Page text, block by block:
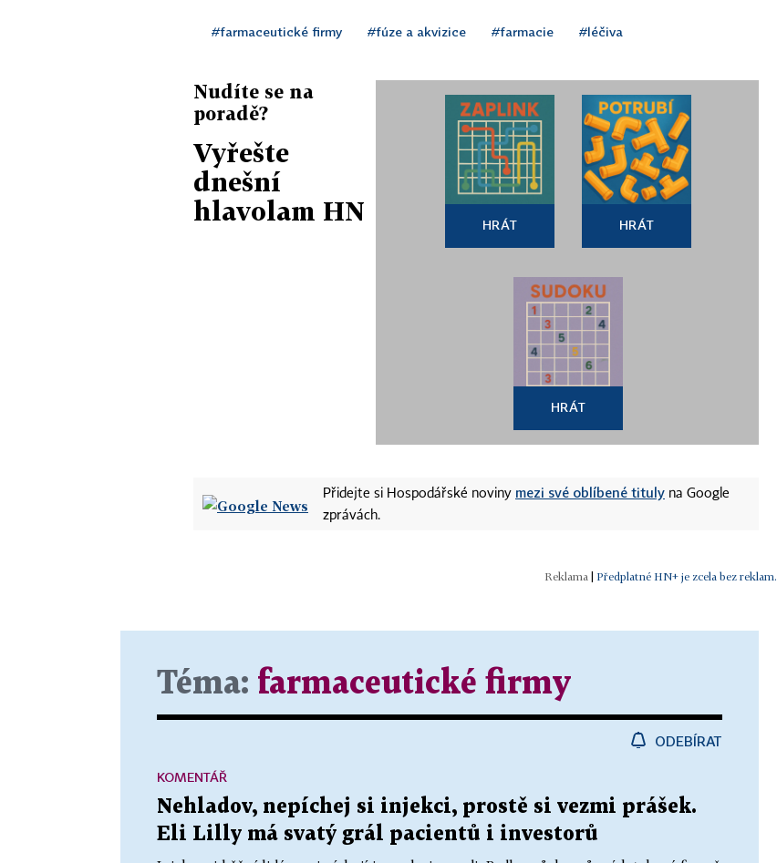
#farmaceutické firmy #fúze a akvizice #farmacie #léčiva
Nudíte se na
poradě?
Vyřešte
dnešní
hlavolam HN
HRÁT HRÁT
HRÁT
Přidejte si Hospodářské noviny mezi své oblíbené tituly na Google
zprávách.
| Předplatné HN+ je zcela bez reklam.
Téma: farmaceutické firmy
ODEBÍRAT
Nehladov, nepíchej si injekci, prostě si vezmi prášek.
Eli Lilly má svatý grál pacientů i investorů
KOMENTÁŘ